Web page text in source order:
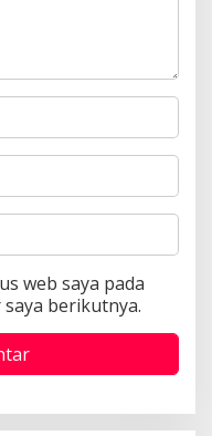
web saya pada
berikutnya.